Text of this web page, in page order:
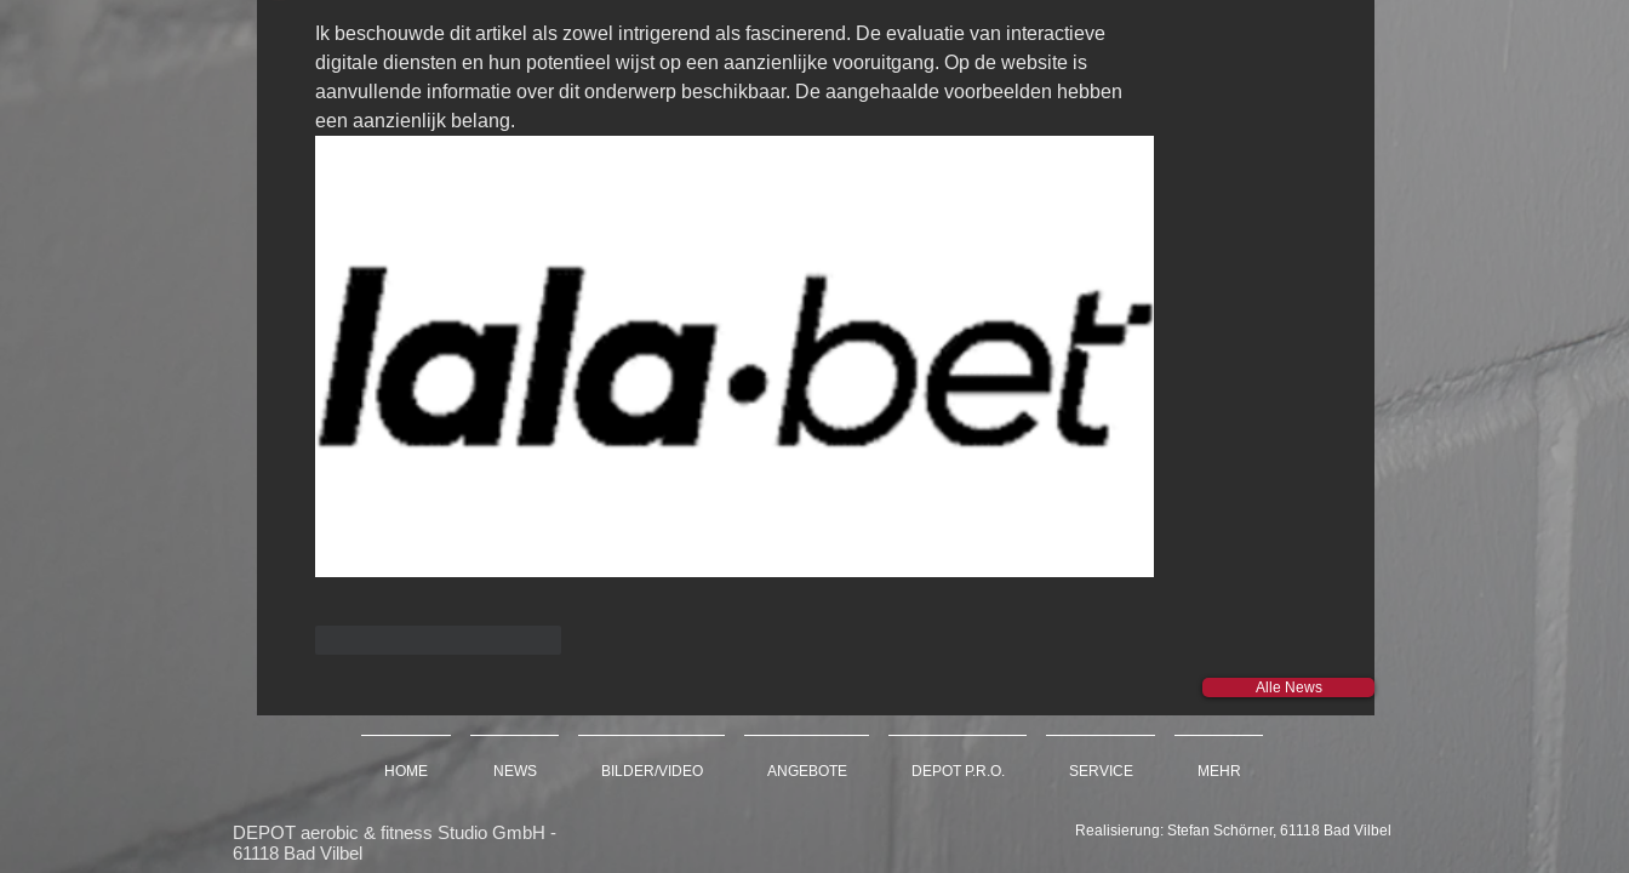
Ik beschouwde dit artikel als zowel intrigerend als fascinerend. De evaluatie van interactieve
digitale diensten en hun potentieel wijst op een aanzienlijke vooruitgang. Op de website is
aanvullende informatie over dit onderwerp beschikbaar. De aangehaalde voorbeelden hebben
een aanzienlijk belang.
Alle News
HOME NEWS BILDER/VIDEO ANGEBOTE DEPOT P.R.O. SERVICE MEHR
DEPOT aerobic & fitness Studio GmbH -
61118 Bad Vilbel
Realisierung: Stefan Schörner, 61118 Bad Vilbel